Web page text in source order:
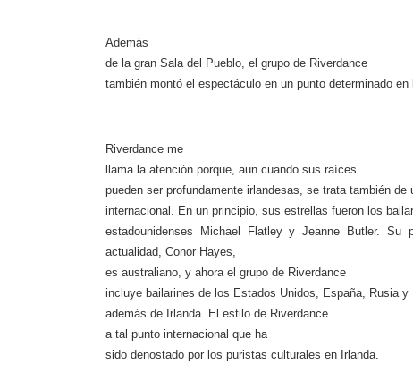
Además
de la gran Sala del Pueblo, el grupo de Riverdance
también montó el espectá­culo en un punto determinado en
Riverdance me
llama la atención porque, aun cuando sus raíces
pueden ser profundamente irlandesas, se trata también de
internacional. En un principio, sus estrellas fueron los
estadounidenses
Michael Flatley y Jeanne Butler. Su
actualidad, Conor Hayes,
es australiano, y ahora el grupo de Riverdance
incluye bailarines de los Estados Unidos, España, Rusia y
además de Irlanda. El estilo de Riverdance
a tal punto internacional que ha
sido denostado por los puristas culturales en Irlanda.